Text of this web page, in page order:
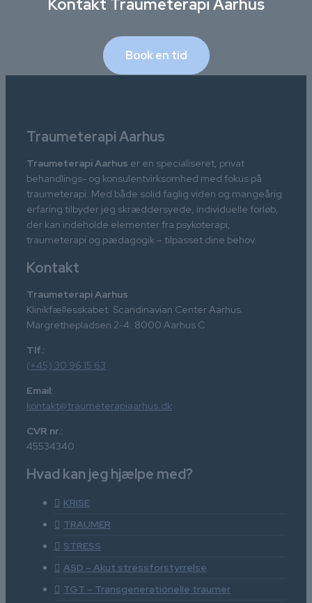
Kontakt Traumeterapi Aarhus
Book en tid
Traumeterapi Aarhus
Traumeterapi Aarhus er en specialiseret, privat
behandlings- og konsulentvirksomhed med fokus på
traumeterapi. Med både solid faglig viden og mangeårig
erfaring tilbyder jeg skræddersyede, individuelle forløb,
der kan indeholde elementer fra psykoterapi,
traumeterapi og pædagogik – tilpasset dine behov.
Kontakt
Traumeterapi Aarhus
Klinikfællesskabet. Scandinavian Center Aarhus.
Margrethepladsen 2-4. 8000 Aarhus C
Tlf.:
(+45) 30 96 15 63
Email:
kontakt@traumeterapiaarhus.dk
CVR nr.:
45534340
Hvad kan jeg hjælpe med?
KRISE
TRAUMER
STRESS
ASD – Akut stressforstyrrelse
TGT – Transgenerationelle traumer